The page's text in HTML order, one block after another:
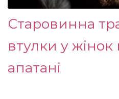
Старовинна
втулки у
апатані